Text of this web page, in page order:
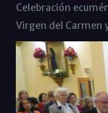
Celebración
Virgen del Carmen